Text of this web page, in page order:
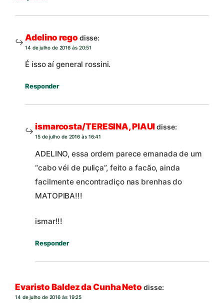
Adelino rego disse:
14 de julho de 2016 às 20:51
É isso aí general rossini.
Responder
ismarcosta/TERESINA, PIAUIdisse:
15 de julho de 2016 às 16:41
ADELINO, essa ordem parece emanada de um
“cabo véi de puliça”, feito a facão, ainda
facilmente encontradiço nas brenhas do
MATOPIBA!!!
ismar!!!
Responder
Evaristo Baldez da Cunha Neto disse:
14 de julho de 2016 às 19:25